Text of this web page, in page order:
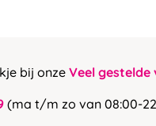
bij onzeVeel gestelde
(ma t/m zo van 08:00-